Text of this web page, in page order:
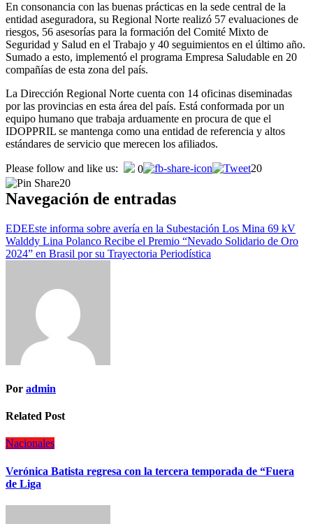
En consonancia con las buenas prácticas en la sede central de la
entidad aseguradora, su Regional Norte realizó 57 evaluaciones de
riesgos, 56 asesorías para la formación del Comité Mixto de
Seguridad y Salud en el Trabajo y 40 seguimientos en el último año.
Sumado a esto, implementó el programa Empresa Saludable en 20
compañías de esta zona del país.
La Dirección Regional Norte cuenta con 14 oficinas diseminadas
por las provincias en esta área del país. Está conformada por un
equipo humano que trabaja arduamente en procura de que el
IDOPPRIL se mantenga como una entidad de referencia y altos
estándares de servicio que merecen los afiliados.
Please follow and like us: 0
20
20
Navegación de entradas
EDEEste informa sobre avería en la Subestación Los Mina 69 kV
Walddy Lina Polanco Recibe el Premio “Nevado Solidario de Oro
2024” en Brasil por su Trayectoria Periodística
Por admin
Related Post
Nacionales
Verónica Batista regresa con la tercera temporada de “Fuera
de Liga